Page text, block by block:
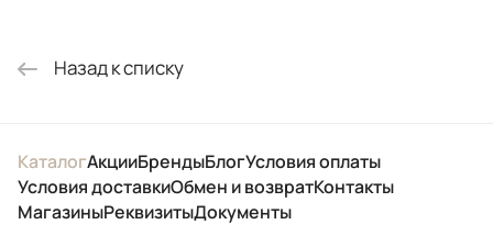
Назад к списку
КаталогАкцииБрендыБлогУсловия оплаты
Условия доставкиОбмен и возвратКонтакты
МагазиныРеквизитыДокументы